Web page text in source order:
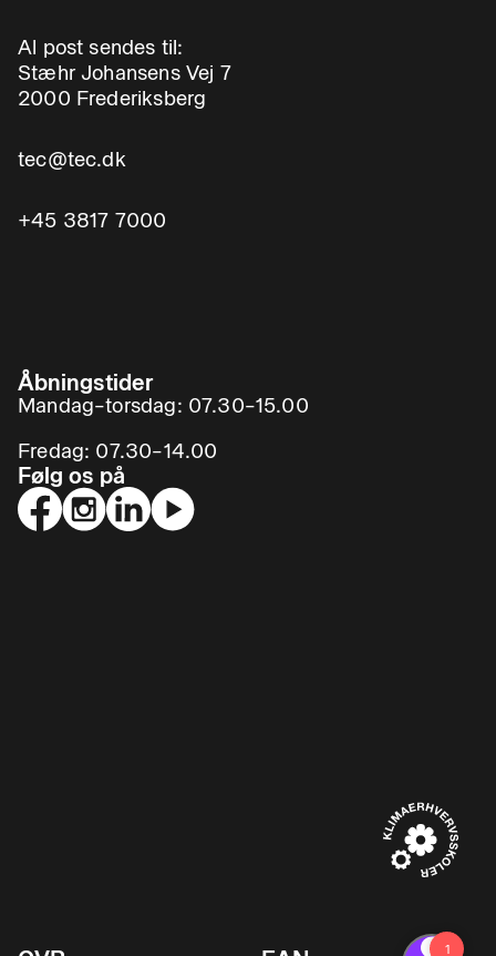
Al post sendes til:
Stæhr Johansens Vej 7
2000 Frederiksberg
tec@tec.dk
+45 3817 7000
Åbningstider
Mandag–torsdag: 07.30–15.00
Fredag: 07.30–14.00
Følg os på